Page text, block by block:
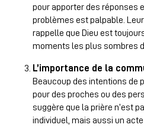
pour apporter des réponses
problèmes est palpable.
rappelle que Dieu est
moments les plus sombres
L’importance de la
Beaucoup des intentions de
pour des proches ou des
suggère que la prière n’est
individuel, mais aussi un